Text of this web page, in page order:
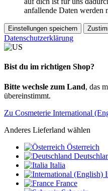
anfallende Daten werden
Einstellungen speichern
Datenschutzerklärung
Bist du im richtigen Shop?
Bitte wechsle zum Land, das
übereinstimmt.
Zu Cosmeterie International
Anderes Lieferland wählen
Österreich
Italia
France